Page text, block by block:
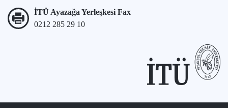
İTÜ Ayazağa Yerleşkesi Fax
0212 285 29 10